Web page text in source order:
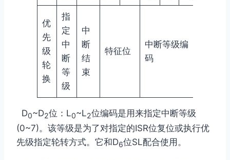
优
先
级
轮
换
指
定
中
断
等
级
中
断
结
束
特征位
中断等级编
码
D0~D2位：L0~L2位编码是用来指定中断等级
(0~7)。该等级是为了对指定的ISR位复位或执行优
先级指定轮转方式。它和D6位SL配合使用。